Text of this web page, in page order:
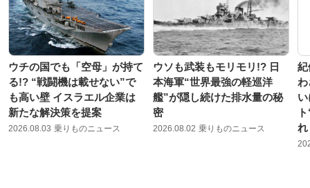
ウチの国でも「空母」が持て
る!? “戦闘機は載せない”で
も高い壁 イスラエル企業は
新たな解決策を提案
2026.08.03 乗りものニュース
ウソも武装もモリモリ!? 日
本海軍“世界最強の軽巡洋
艦”が隠し続けた排水量の秘
密
2026.08.02 乗りものニュース
紀
わ
れ